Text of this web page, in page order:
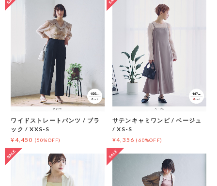
ワイドストレートパンツ / ブラ
ック / XXS-S
¥4,450 (50%OFF)
サテンキャミワンピ / ベージュ
/ XS-S
¥4,356 (60%OFF)